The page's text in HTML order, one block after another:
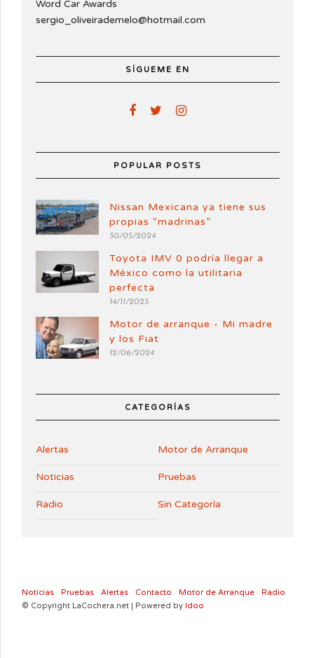
Word Car Awards
sergio_oliveirademelo@hotmail.com
SÍGUEME EN
POPULAR POSTS
Nissan Mexicana ya tiene sus
propias “madrinas”
30/05/2024
Toyota IMV 0 podría llegar a
México como la utilitaria
perfecta
14/11/2023
Motor de arranque - Mi madre
y los Fiat
12/06/2024
CATEGORÍAS
Alertas Motor de Arranque
Noticias Pruebas
Radio Sin Categoría
Noticias Pruebas Alertas Contacto Motor de Arranque
Radio
© Copyright LaCochera.net | Powered by Idoo